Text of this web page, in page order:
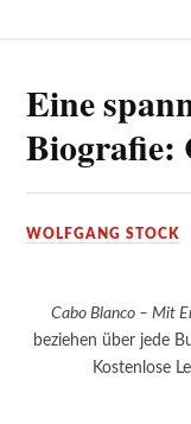
Eine
Biografie:
WOLFGANG STOCK
Cabo Blanco – Mit
beziehen über jede
Kostenlose